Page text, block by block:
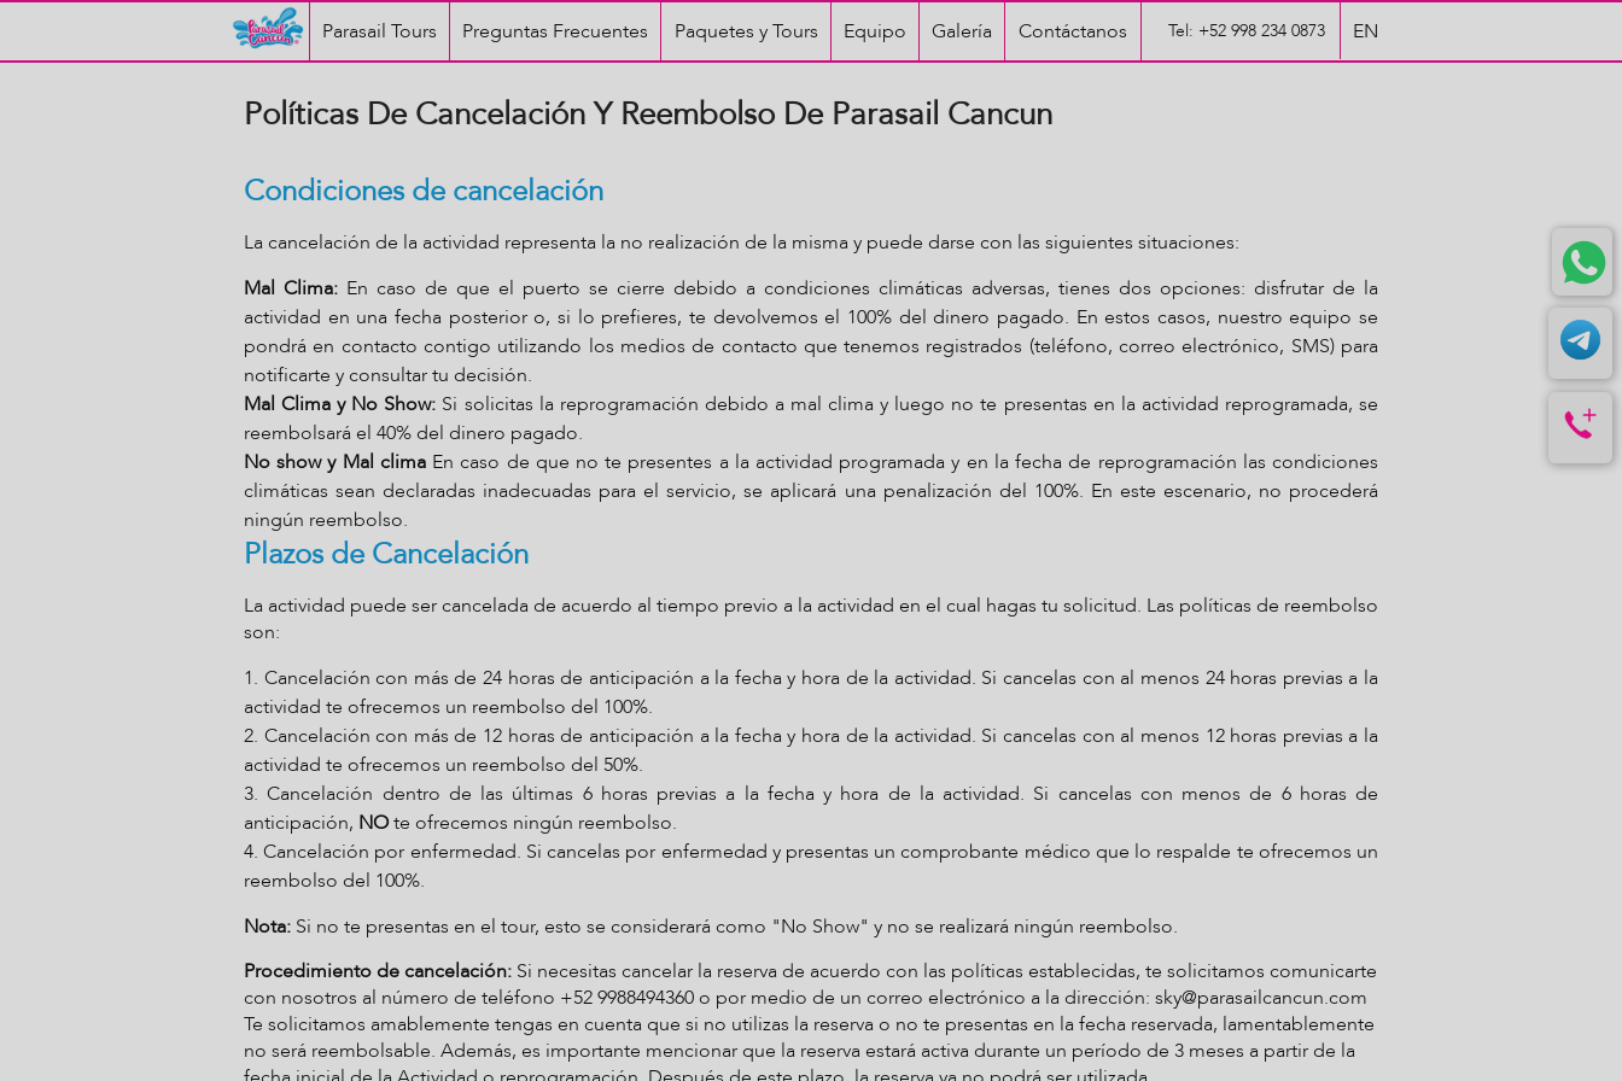
Parasail Tours Preguntas Frecuentes Paquetes y Tours Equipo Galería Contáctanos EN
Tel: +52 998 234 0873
Políticas De Cancelación Y Reembolso De Parasail Cancun
Condiciones de cancelación
La cancelación de la actividad representa la no realización de la misma y puede darse con las siguientes situaciones:
Mal Clima: En caso de que el puerto se cierre debido a condiciones climáticas adversas, tienes dos opciones: disfrutar de la
actividad en una fecha posterior o, si lo prefieres, te devolvemos el 100% del dinero pagado. En estos casos, nuestro equipo se
pondrá en contacto contigo utilizando los medios de contacto que tenemos registrados (teléfono, correo electrónico, SMS) para
notificarte y consultar tu decisión.
Mal Clima y No Show: Si solicitas la reprogramación debido a mal clima y luego no te presentas en la actividad reprogramada, se
reembolsará el 40% del dinero pagado.
No show y Mal climaEn caso de que no te presentes a la actividad programada y en la fecha de reprogramación las condiciones
climáticas sean declaradas inadecuadas para el servicio, se aplicará una penalización del 100%. En este escenario, no procederá
ningún reembolso.
Plazos de Cancelación
La actividad puede ser cancelada de acuerdo al tiempo previo a la actividad en el cual hagas tu solicitud. Las políticas de reembolso
son:
1. Cancelación con más de 24 horas de anticipación a la fecha y hora de la actividad. Si cancelas con al menos 24 horas previas a la
actividad te ofrecemos un reembolso del 100%.
2. Cancelación con más de 12 horas de anticipación a la fecha y hora de la actividad. Si cancelas con al menos 12 horas previas a la
actividad te ofrecemos un reembolso del 50%.
3. Cancelación dentro de las últimas 6 horas previas a la fecha y hora de la actividad. Si cancelas con menos de 6 horas de
anticipación, NOte ofrecemos ningún reembolso.
4. Cancelación por enfermedad. Si cancelas por enfermedad y presentas un comprobante médico que lo respalde te ofrecemos un
reembolso del 100%.
Nota: Si no te presentas en el tour, esto se considerará como "No Show" y no se realizará ningún reembolso.
Procedimiento de cancelación: Si necesitas cancelar la reserva de acuerdo con las políticas establecidas, te solicitamos comunicarte
con nosotros al número de teléfono +52 9988494360o por medio de un correo electrónico a la dirección: sky@parasailcancun.com
Te solicitamos amablemente tengas en cuenta que si no utilizas la reserva o no te presentas en la fecha reservada, lamentablemente
no será reembolsable. Además, es importante mencionar que la reserva estará activa durante un período de 3 meses a partir de la